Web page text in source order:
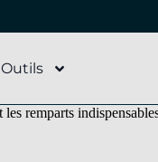
Outils
remparts